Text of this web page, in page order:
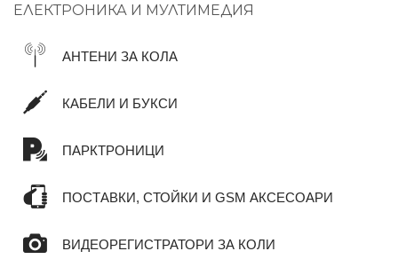
ЕЛЕКТРОНИКА И МУЛТИМЕДИЯ
АНТЕНИ ЗА КОЛА
КАБЕЛИ И БУКСИ
ПАРКТРОНИЦИ
ПОСТАВКИ, СТОЙКИ И GSM АКСЕСОАРИ
ВИДЕОРЕГИСТРАТОРИ ЗА КОЛИ